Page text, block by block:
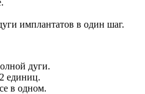
имплантатов в один шаг.
дуги.
единиц.
в одном.